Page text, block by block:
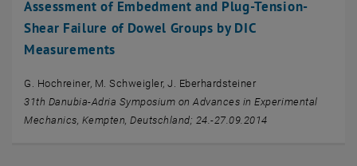
Assessment of Embedment and Plug-Tension-
Shear Failure of Dowel Groups by DIC
Measurements
G. Hochreiner, M. Schweigler, J. Eberhardsteiner
31th Danubia-Adria Symposium on Advances in Experimental
Mechanics, Kempten, Deutschland; 24.-27.09.2014